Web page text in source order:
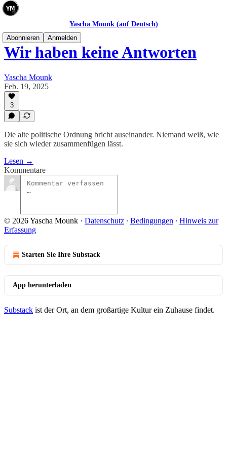
Yascha Mounk (auf Deutsch)
Abonnieren
Anmelden
Wir haben keine Antworten
Yascha Mounk
Feb. 19, 2025
3
Die alte politische Ordnung bricht auseinander. Niemand weiß, wie
sie sich wieder zusammenfügen lässt.
Lesen →
Kommentare
© 2026 Yascha Mounk · Datenschutz ∙ Bedingungen ∙ Hinweis zur
Erfassung
Starten Sie Ihre Substack
App herunterladen
Substack ist der Ort, an dem großartige Kultur ein Zuhause findet.